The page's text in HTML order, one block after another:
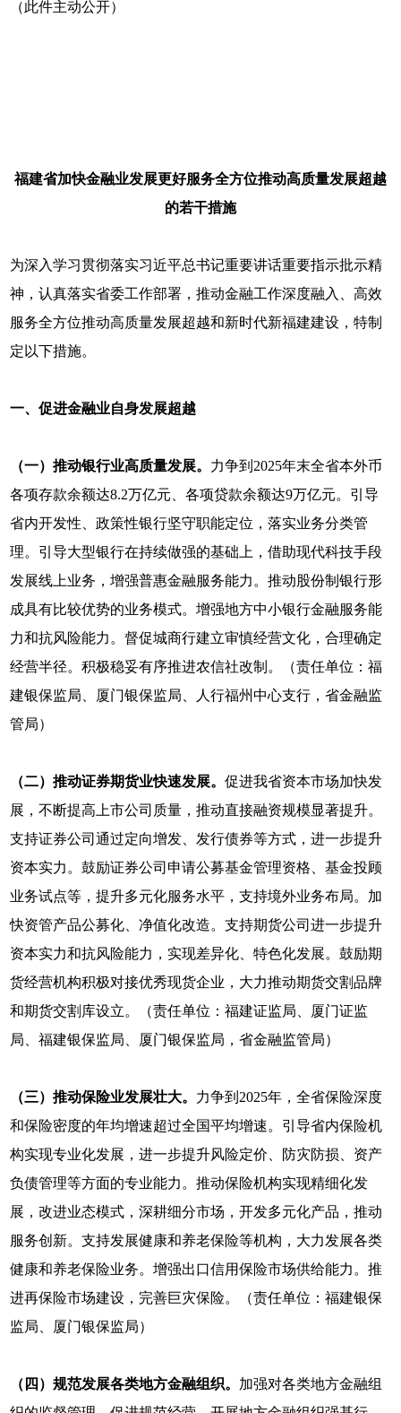
（此件主动公开）
福建省加快金融业发展更好服务全方位推动高质量发展超越
的若干措施
为深入学习贯彻落实习近平总书记重要讲话重要指示批示精
神，认真落实省委工作部署，推动金融工作深度融入、高效
服务全方位推动高质量发展超越和新时代新福建建设，特制
定以下措施。
一、促进金融业自身发展超越
（一）推动银行业高质量发展。 力争到2025年末全省本外币
各项存款余额达8.2万亿元、各项贷款余额达9万亿元。引导
省内开发性、政策性银行坚守职能定位，落实业务分类管
理。引导大型银行在持续做强的基础上，借助现代科技手段
发展线上业务，增强普惠金融服务能力。推动股份制银行形
成具有比较优势的业务模式。增强地方中小银行金融服务能
力和抗风险能力。督促城商行建立审慎经营文化，合理确定
经营半径。积极稳妥有序推进农信社改制。（责任单位：福
建银保监局、厦门银保监局、人行福州中心支行，省金融监
管局）
（二）推动证券期货业快速发展。促进我省资本市场加快发
展，不断提高上市公司质量，推动直接融资规模显著提升。
支持证券公司通过定向增发、发行债券等方式，进一步提升
资本实力。鼓励证券公司申请公募基金管理资格、基金投顾
业务试点等，提升多元化服务水平，支持境外业务布局。加
快资管产品公募化、净值化改造。支持期货公司进一步提升
资本实力和抗风险能力，实现差异化、特色化发展。鼓励期
货经营机构积极对接优秀现货企业，大力推动期货交割品牌
和期货交割库设立。（责任单位：福建证监局、厦门证监
局、福建银保监局、厦门银保监局，省金融监管局）
（三）推动保险业发展壮大。 力争到2025年，全省保险深度
和保险密度的年均增速超过全国平均增速。引导省内保险机
构实现专业化发展，进一步提升风险定价、防灾防损、资产
负债管理等方面的专业能力。推动保险机构实现精细化发
展，改进业态模式，深耕细分市场，开发多元化产品，推动
服务创新。支持发展健康和养老保险等机构，大力发展各类
健康和养老保险业务。增强出口信用保险市场供给能力。推
进再保险市场建设，完善巨灾保险。（责任单位：福建银保
监局、厦门银保监局）
（四）规范发展各类地方金融组织。 加强对各类地方金融组